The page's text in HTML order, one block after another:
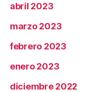
abril 2023
marzo 2023
febrero 2023
enero 2023
diciembre 2022